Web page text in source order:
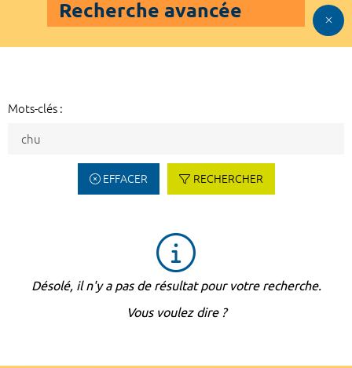
Recherche avancée
Mots-clés :
EFFACER RECHERCHER
Désolé, il n'y a pas de résultat pour votre recherche.
Vous voulez dire ?